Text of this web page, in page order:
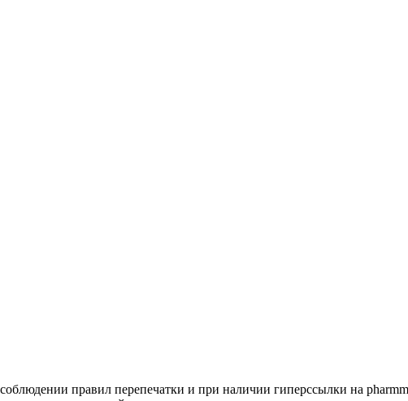
правил перепечатки и при наличии гиперссылки на